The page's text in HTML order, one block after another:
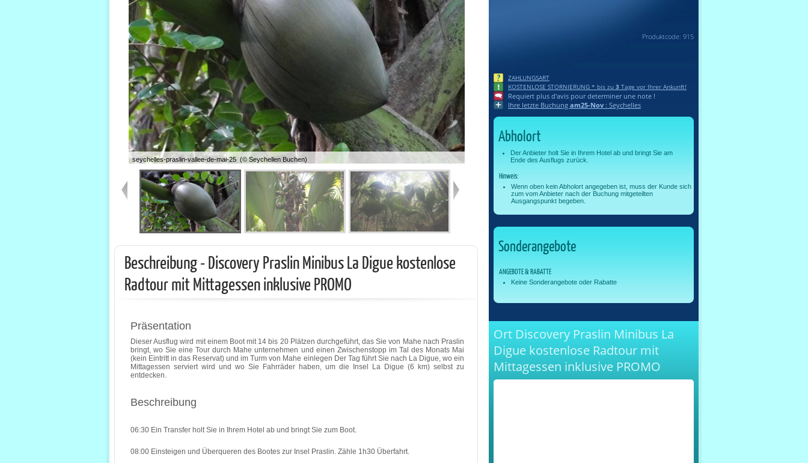
seychelles-praslin-vallee-de-mai-25 (© Seychellen Buchen)
Beschreibung - Discovery Praslin Minibus La Digue kostenlose
Radtour mit Mittagessen inklusive PROMO
Präsentation
Dieser Ausflug wird mit einem Boot mit 14 bis 20 Plätzen durchgeführt, das Sie von Mahe nach Praslin
bringt, wo Sie eine Tour durch Mahe unternehmen und einen Zwischenstopp im Tal des Monats Mai
(kein Eintritt in das Reservat) und im Turm von Mahe einlegen Der Tag führt Sie nach La Digue, wo ein
Mittagessen serviert wird und wo Sie Fahrräder haben, um die Insel La Digue (6 km) selbst zu
entdecken.
Beschreibung
06:30 Ein Transfer holt Sie in Ihrem Hotel ab und bringt Sie zum Boot.
08:00 Einsteigen und Überqueren des Bootes zur Insel Praslin. Zähle 1h30 Überfahrt.
Produktcode: 915
ZAHLUNGSART
KOSTENLOSE STORNIERUNG * bis zu 3 Tage vor Ihrer Ankunft!
Requiert plus d'avis pour determiner une note !
Ihre letzte Buchung am25-Nov : Seychelles
Abholort
Der Anbieter holt Sie in Ihrem Hotel ab und bringt Sie am
Ende des Ausflugs zurück.
Hinweis:
Wenn oben kein Abholort angegeben ist, muss der Kunde sich
zum vom Anbieter nach der Buchung mitgeteilten
Ausgangspunkt begeben.
Sonderangebote
ANGEBOTE & RABATTE
Keine Sonderangebote oder Rabatte
Ort Discovery Praslin Minibus La
Digue kostenlose Radtour mit
Mittagessen inklusive PROMO